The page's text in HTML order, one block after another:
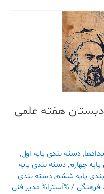
دبستان هفته علمی
, دسته بندی پایه اول,
چهارم, دسته بندی پایه
پایه ششم, دسته بندی
فرهنگی / %آسترا% مدیر فنی